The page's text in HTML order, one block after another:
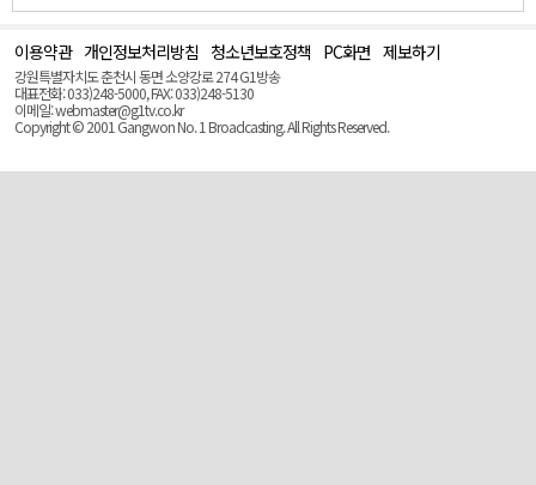
이용약관 개인정보처리방침 청소년보호정책 PC화면 제보하기
강원특별자치도 춘천시 동면 소양강로 274 G1방송
대표전화: 033)248-5000, FAX: 033)248-5130
이메일: webmaster@g1tv.co.kr
Copyright © 2001 Gangwon No. 1 Broadcasting. All Rights Reserved.